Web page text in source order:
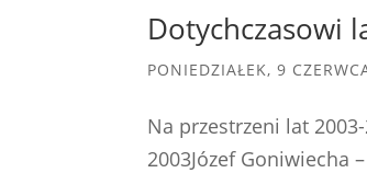
Dotychczasowi
PONIEDZIAŁEK, 9
Na przestrzeni lat
2003Józef Goniwiecha